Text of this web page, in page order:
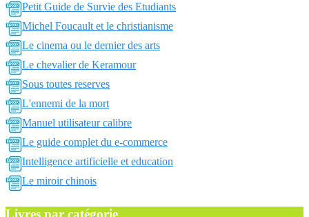
Petit Guide de Survie des Etudiants
Michel Foucault et le christianisme
Le cinema ou le dernier des arts
Le chevalier de Keramour
Sous toutes reserves
L'ennemi de la mort
Manuel utilisateur calibre
Le guide complet du e-commerce
Intelligence artificielle et education
Le miroir chinois
Livres par catégorie